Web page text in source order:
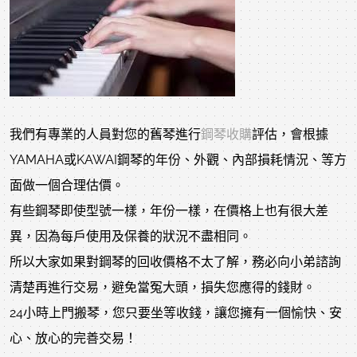
我們有專業的人員對您的舊琴進行鋼琴收購評估，會根據
YAMAHA或KAWAI鋼琴的年份、外觀、內部損耗情況、等方
面做一個合理估價。
有些鋼琴即使型號一樣，年份一樣，在價格上也有很大差
異，因為每戶使用及保養的狀況不盡相同。
所以大家如果對鋼琴的回收價格不太了解，務必向小弟諮詢
清楚再進行交易，避免當冤大頭，損失您應得的錢財。
24小時上門搬琴，您只要坐等收錢，讓您擁有一個愉快、安
心、放心的完善交易！